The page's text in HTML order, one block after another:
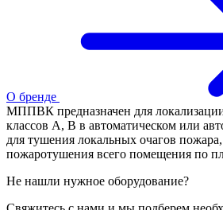
О бренде
МППВК предназначен для
классов А, В в автоматическом или
для тушения локальных очагов
пожаротушения всего помещения по
Не нашли нужное оборудование?